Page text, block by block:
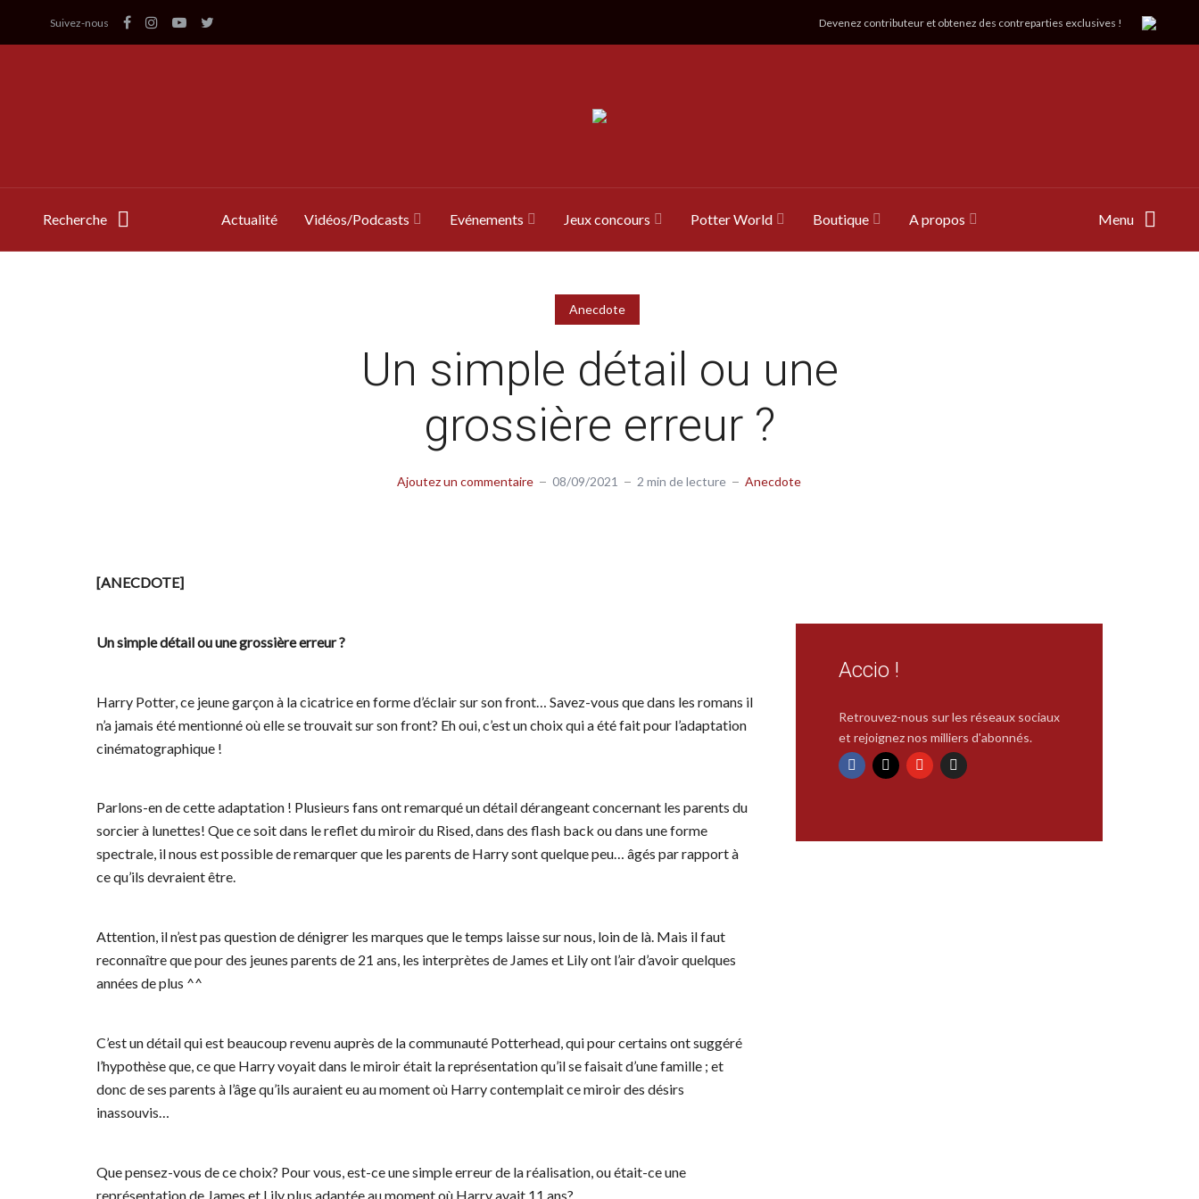
Suivez-nous Devenez contributeur et obtenez des contreparties exclusives !
Recherche Actualité Vidéos/Podcasts Evénements Jeux concours Potter World Boutique A propos Menu
Anecdote
Un simple détail ou une
grossière erreur ?
Ajoutez un commentaire 08/09/2021 2 min de lecture Anecdote
[ANECDOTE]
Un simple détail ou une grossière erreur ?
Harry Potter, ce jeune garçon à la cicatrice en forme d’éclair sur son front… Savez-vous que dans les romans il
n’a jamais été mentionné où elle se trouvait sur son front? Eh oui, c’est un choix qui a été fait pour l’adaptation
cinématographique !
Parlons-en de cette adaptation ! Plusieurs fans ont remarqué un détail dérangeant concernant les parents du
sorcier à lunettes! Que ce soit dans le reflet du miroir du Rised, dans des flash back ou dans une forme
spectrale, il nous est possible de remarquer que les parents de Harry sont quelque peu… âgés par rapport à
ce qu’ils devraient être.
Attention, il n’est pas question de dénigrer les marques que le temps laisse sur nous, loin de là. Mais il faut
reconnaître que pour des jeunes parents de 21 ans, les interprètes de James et Lily ont l’air d’avoir quelques
années de plus ^^
C’est un détail qui est beaucoup revenu auprès de la communauté Potterhead, qui pour certains ont suggéré
l’hypothèse que, ce que Harry voyait dans le miroir était la représentation qu’il se faisait d’une famille ; et
donc de ses parents à l’âge qu’ils auraient eu au moment où Harry contemplait ce miroir des désirs
inassouvis…
Que pensez-vous de ce choix? Pour vous, est-ce une simple erreur de la réalisation, ou était-ce une
représentation de James et Lily plus adaptée au moment où Harry avait 11 ans?
Accio !
Retrouvez-nous sur les réseaux sociaux
et rejoignez nos milliers d'abonnés.